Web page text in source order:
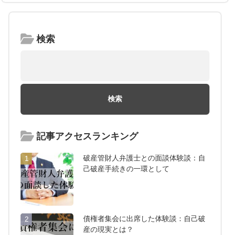
検索
記事アクセスランキング
1
破産管財人弁護士との面談体験談：自
己破産手続きの一環として
2
債権者集会に出席した体験談：自己破
産の現実とは？